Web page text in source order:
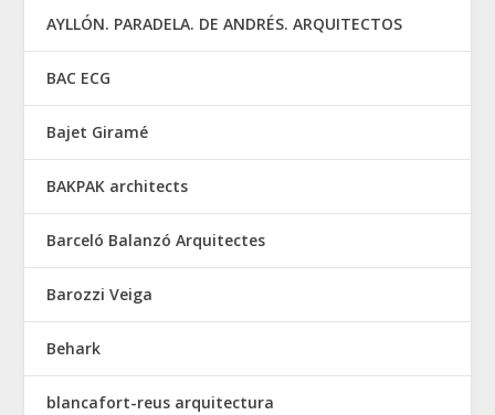
AYLLÓN. PARADELA. DE ANDRÉS. ARQUITECTOS
BAC ECG
Bajet Giramé
BAKPAK architects
Barceló Balanzó Arquitectes
Barozzi Veiga
Behark
blancafort-reus arquitectura